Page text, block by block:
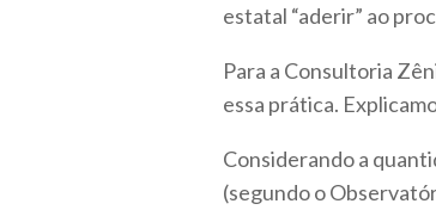
estatal “aderir” ao
Para a Consultoria
essa prática.
Considerando a
(segundo o